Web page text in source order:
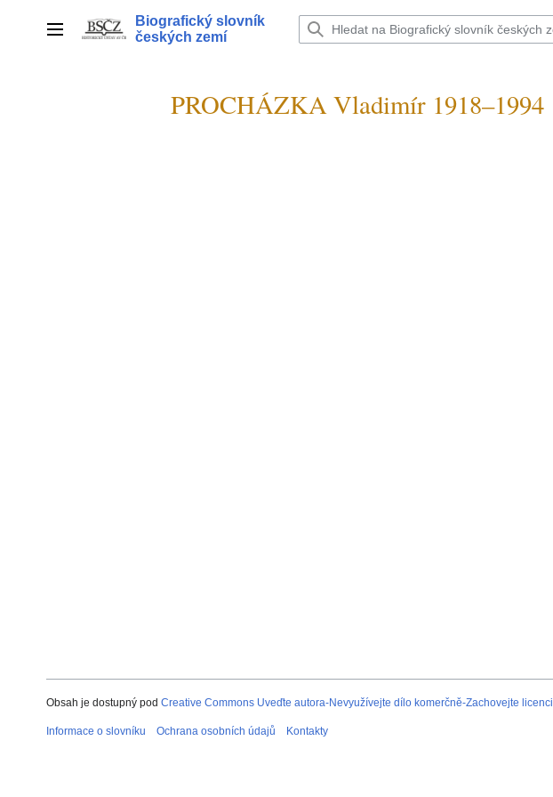
Hlavní menu
Biografický slovník
českých zemí
PROCHÁZKA Vladimír 1918–1994
Obsah je dostupný pod Creative Commons Uveďte autora-Nevyužívejte dílo komerčně-Zachovejte licenci
Informace o slovníku Ochrana osobních údajů Kontakty